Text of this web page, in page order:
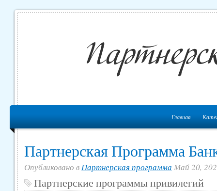
Главная
Партнерская Программа
Опубликовано вПартнерская программа Май 20,
Партнерские программы привилегий